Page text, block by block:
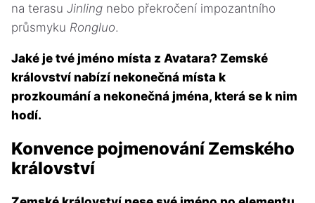
na terasu Jinling nebo překročení impozantního
průsmyku Rongluo.
Jaké je tvé jméno místa z Avatara? Zemské
království nabízí nekonečná místa k
prozkoumání a nekonečná jména, která se k nim
hodí.
Konvence pojmenování Zemského
království